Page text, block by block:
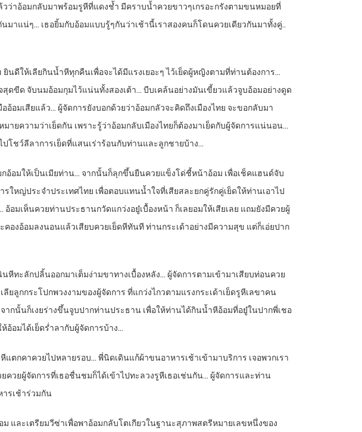
ว่าอ้อมกลับมาพร้อมรูหีที่แดงช้ำ มีคราบน้ำควยขาวๆเกรอะกรังตามขนหมอยที่
าแน่ๆ… เธอยิ้มกับอ้อมแบบรู้ๆกันว่าเช้านี้เราสองคนก็โดนควยเดียวกันมาทั้งคู่..
ดีให้เลียกินน้ำหีทุกคืนเพื่อจะได้มีแรงเยอะๆ ไว้เย็ดผู้หญิงตามที่ท่านต้องการ…
ขีด จับนมอ้อมกุมไว้แน่นทั้งสองเต้า… บีบเคล้นอย่างมันเขี้ยวแล้วจูบอ้อมอย่างดูด
มเสียแล้ว… ผู้จัดการยังบอกด้วยว่าอ้อมกลัวจะคิดถึงเมืองไทย จะขอกลับมา
ยความว่าเย็ดกัน เพราะรู้ว่าอ้อมกลับเมืองไทยก็ต้องมาเย็ดกับผู้จัดการแน่นอน…
โชว์ลีลาการเย็ดที่แสนเร่าร้อนกับท่านและลูกชายบ้าง…
อ้อมให้เป็นเมียท่าน… จากนั้นก็ลุกขึ้นยืนควยแข็งโด่ชี้หน้าอ้อม เพื่อเช็คแฮนด์จับ
หญ่ประจำประเทศไทย เพื่อตอบแทนน้ำใจที่เสียสละยกคู่รักคู่เย็ดให้ท่านเอาไป
มเห็นควยท่านประธานกวัดแกว่งอยู๋เบื้องหน้า ก็เลยอมให้เสียเลย แถมยังมีควยผู้
งอ้อมลงนอนแล้วเสียบควยเย็ดหีทันที ท่านกระเด้าอย่างมีความสุข แต่ก็เอ่ยปาก
หีทะลักปลิ้นออกมาเต็มง่ามขาทางเบื้องหลัง… ผู้จัดการตามเข้ามาเสียบท่อนควย
ลูกกระโปกพวงงามของผู้จัดการ ที่แกว่งไกวตามแรงกระเด้าเย็ดรูหีเลขาคน
นั้นก็เงยร่างขึ้นจูบปากท่านประธาน เพื่อให้ท่านได้กินน้ำหีอ้อมที่อยู๋ในปากพี่เชอ
อ้อมได้เย็ดร่ำลากับผู้จัดการบ้าง…
ตกคาควยไปหลายรอบ… พี่นิดเดินแก้ผ้าขนอาหารเช้าเข้ามาบริการ เจอพวกเรา
วยผู้จัดการที่เธอชื่นชมก็ได้เข้าไปทะลวงรูหีเธอเช่นกัน… ผู้จัดการและท่าน
รเช้าร่วมกัน
ละเตรียมวีซ่าเพื่อพาอ้อมกลับโตเกียวในฐานะสุภาพสตรีหมายเลขหนึ่งของ